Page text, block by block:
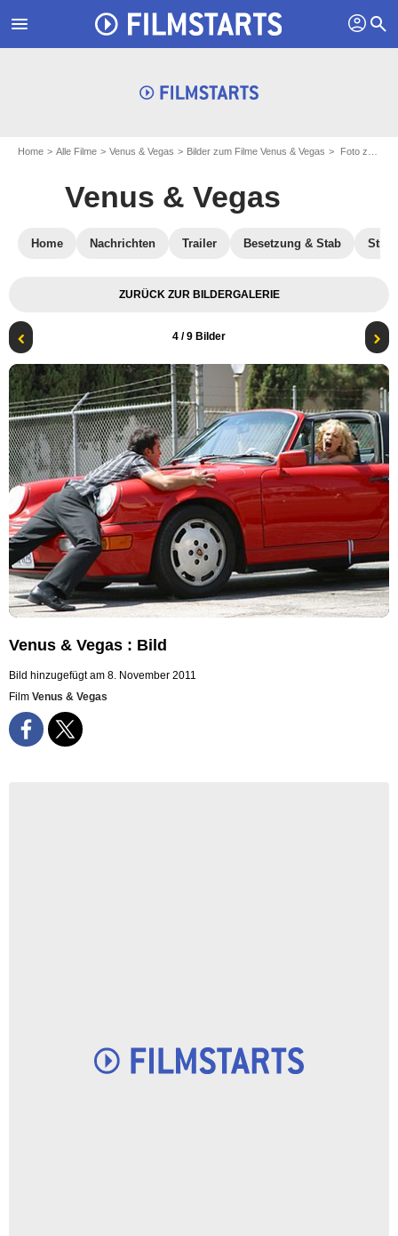
menu profil search
Home Alle Filme Venus & Vegas Bilder zum Filme Venus & Vegas Foto zum Film Venus & Vegas - Bild 4
Venus & Vegas
Home Nachrichten Trailer Besetzung & Stab
ZURÜCK ZUR BILDERGALERIE
4 / 9 Bilder
Venus & Vegas : Bild
Bild hinzugefügt am 8. November 2011
Film Venus & Vegas